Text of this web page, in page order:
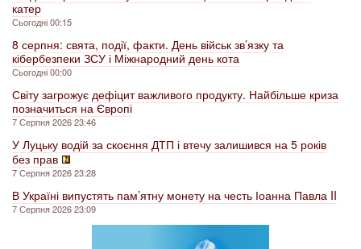
катер
Сьогодні 00:15
8 серпня: свята, події, факти. День військ зв’язку та
кібербезпеки ЗСУ і Міжнародний день кота
Сьогодні 00:00
Світу загрожує дефіцит важливого продукту. Найбільше криза
позначиться на Європі
7 Серпня 2026 23:46
У Луцьку водій за скоєння ДТП і втечу залишився на 5 років
без прав
7 Серпня 2026 23:28
В Україні випустять пам’ятну монету на честь Іоанна Павла II
7 Серпня 2026 23:09